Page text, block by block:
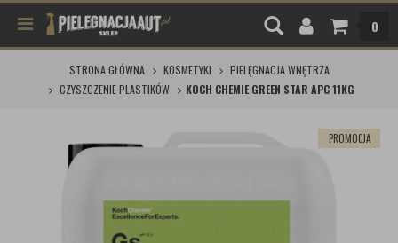
0
STRONA GŁÓWNA KOSMETYKI
PIELĘGNACJA WNĘTRZA
CZYSZCZENIE PLASTIKÓW
KOCH CHEMIE GREEN STAR APC 11KG
PROMOCJA